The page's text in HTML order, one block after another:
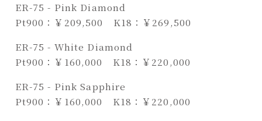
ER-75 - Pink Diamond
Pt900：￥209,500 K18：￥269,500
ER-75 - White Diamond
Pt900：￥160,000 K18：￥220,000
ER-75 - Pink Sapphire
Pt900：￥160,000 K18：￥220,000